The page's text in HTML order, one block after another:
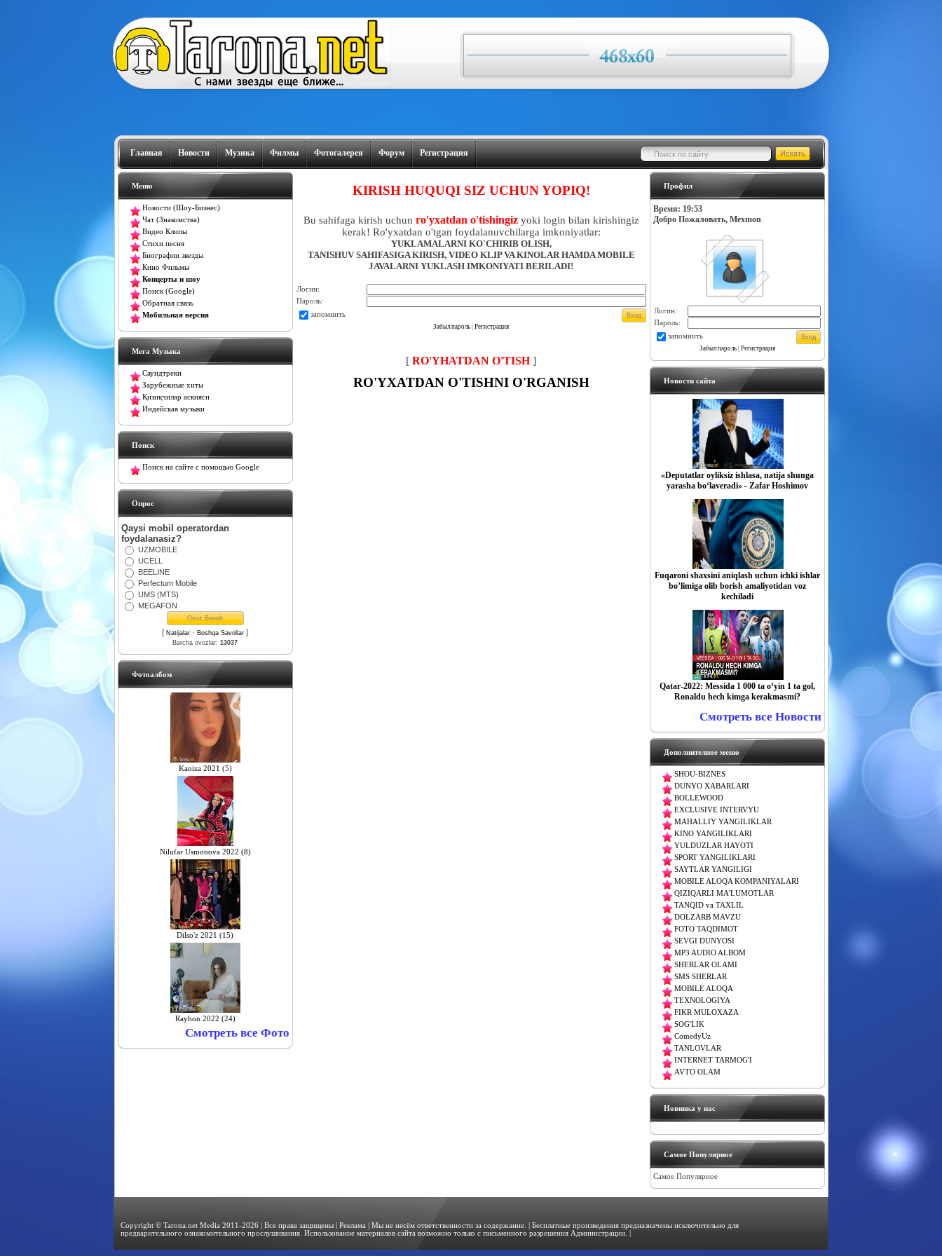
Главная Новости Музика Филмы Фотогалерея Форум Регистрация
Меню
Новости (Шоу-Бизнес)
Чат (Знакомства)
Видео Клипы
Стихи песня
Биографии звезды
Кино Фильмы
Концерты и шоу
Поиск (Google)
Обратная связь
Мобильная версия
Мега Музыка
Саундтреки
Зарубежные хиты
Қизиқчилар аскияси
Индейская музыки
Поиск
Поиск на сайте с помощью Google
Oпрос
Qaysi mobil operatordan
foydalanasiz?
UZMOBILE
UCELL
BEELINE
Perfectum Mobile
UMS (MTS)
MEGAFON
[ Natijalar · Boshqa Savollar ]
Barcha ovozlar: 13037
Фотоалбом
Kaniza 2021 (5)
Nilufar Usmonova 2022 (8)
Dilso'z 2021 (15)
Rayhon 2022 (24)
Смотреть все Фото
KIRISH HUQUQI SIZ UCHUN YOPIQ!
Bu sahifaga kirish uchun ro'yxatdan o'tishingizyoki login bilan kirishingiz
kerak! Ro'yxatdan o'tgan foydalanuvchilarga imkoniyatlar:
YUKLAMALARNI KO`CHIRIB OLISH,
TANISHUV SAHIFASIGA KIRISH, VIDEO KLIP VA KINOLAR HAMDA MOBILE
JAVALARNI YUKLASH IMKONIYATI BERILADI!
Логин:
Пароль:
запомнить
Забыл пароль Регистрация
[ RO'YHATDAN O'TISH]
RO'YXATDAN O'TISHNI O'RGANISH
Профил
Время: 19:53
Добро Пожаловать, Mexmon
Логин:
Пароль:
запомнить
Забыл пароль| Регистрация
Новости сайта
«Deputatlar oyliksiz ishlasa, natija shunga
yarasha bo‘laveradi» - Zafar Hoshimov
Fuqaroni shaxsini aniqlash uchun ichki ishlar
boʼlimiga olib borish amaliyotidan voz
kechiladi
Qatar-2022: Messida 1 000 ta o‘yin 1 ta gol,
Ronaldu hech kimga kerakmasmi?
Смотреть все Новости
Дополнителное меню
SHOU-BIZNES
DUNYO XABARLARI
BOLLEWOOD
EXCLUSIVE INTERVYU
MAHALLIY YANGILIKLAR
KINO YANGILIKLARI
YULDUZLAR HAYOTI
SPORT YANGILIKLARI
SAYTLAR YANGILIGI
MOBILE ALOQA KOMPANIYALARI
QIZIQARLI MA'LUMOTLAR
TANQID va TAXLIL
DOLZARB MAVZU
FOTO TAQDIMOT
SEVGI DUNYOSI
MP3 AUDIO ALBOM
SHERLAR OLAMI
SMS SHERLAR
MOBILE ALOQA
TEXNOLOGIYA
FIKR MULOXAZA
SOG'LIK
ComedyUz
TANLOVLAR
INTERNET TARMOG'I
AVTO OLAM
Новинка у нас
Самое Популярное
Самое Популярное
Copyright © Tarona.net Media 2011-2026 | Все права защищены |Реклама
| Мы не несём ответственности за содержание. | Бесплатные произведения предназначены исключительно для
предварительного ознакомительного прослушивания. Использование материалов сайта возможно только с письменного разрешения Администрации. |